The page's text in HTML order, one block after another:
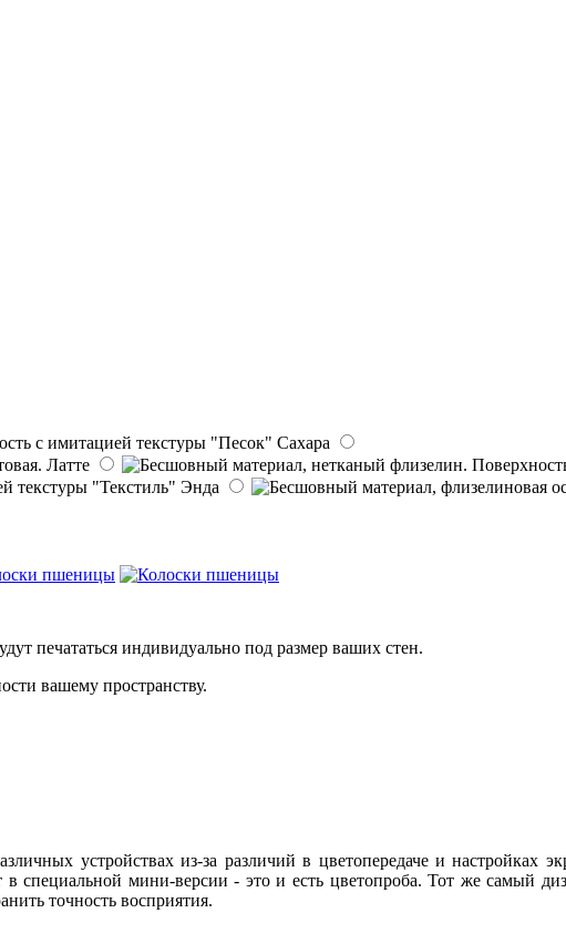
Сахара
Латте
Энда
печататься индивидуально под размер ваших стен.
вашему пространству.
устройствах из-за различий в цветопередаче и настройках
специальной мини-версии - это и есть цветопроба. Тот же самый
точность восприятия.